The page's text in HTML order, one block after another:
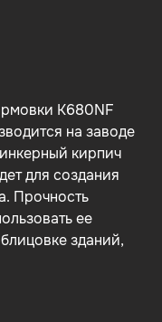
K680NF
на заводе
кирпич
для создания
Прочность
ее
зданий,